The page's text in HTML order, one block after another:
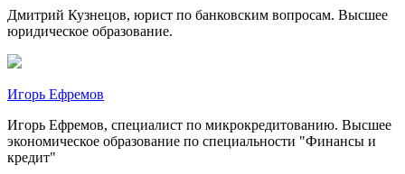
Дмитрий Кузнецов, юрист по банковским вопросам. Высшее
юридическое образование.
Игорь Ефремов
Игорь Ефремов, специалист по микрокредитованию. Высшее
экономическое образование по специальности "Финансы и
кредит"